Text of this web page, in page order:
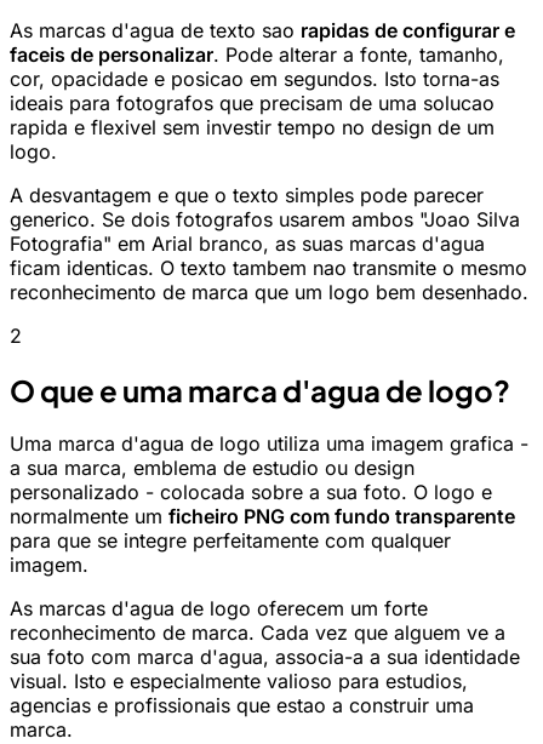
As marcas d'agua de texto sao rapidas de configurar e
faceis de personalizar. Pode alterar a fonte, tamanho,
cor, opacidade e posicao em segundos. Isto torna-as
ideais para fotografos que precisam de uma solucao
rapida e flexivel sem investir tempo no design de um
logo.
A desvantagem e que o texto simples pode parecer
generico. Se dois fotografos usarem ambos "Joao Silva
Fotografia" em Arial branco, as suas marcas d'agua
ficam identicas. O texto tambem nao transmite o mesmo
reconhecimento de marca que um logo bem desenhado.
2
O que e uma marca d'agua de logo?
Uma marca d'agua de logo utiliza uma imagem grafica -
a sua marca, emblema de estudio ou design
personalizado - colocada sobre a sua foto. O logo e
normalmente um ficheiro PNG com fundo transparente
para que se integre perfeitamente com qualquer
imagem.
As marcas d'agua de logo oferecem um forte
reconhecimento de marca. Cada vez que alguem ve a
sua foto com marca d'agua, associa-a a sua identidade
visual. Isto e especialmente valioso para estudios,
agencias e profissionais que estao a construir uma
marca.